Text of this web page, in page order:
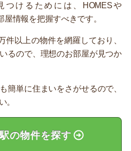
けるためには、HOMESや
情報を把握すべきです。
件以上の物件を網羅しており、
るので、理想のお部屋が見つか
簡単に住まいをさがせるので、
。
の物件を探す